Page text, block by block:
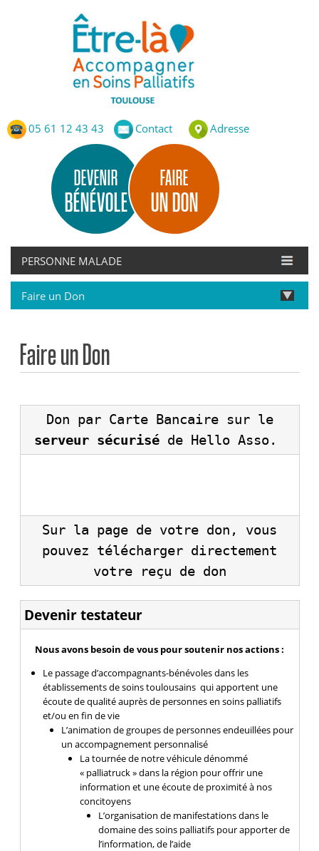
05 61 12 43 43 Contact Adresse
Etre-Là – ASP Toulouse
Accompagnement en Soins Palliatifs de Toulouse
FAIRE
UN DON
DEVENIR
BÉNÉVOLE
Faire un Don
Don par Carte Bancaire sur le
serveur sécurisé de Hello Asso.
Sur la page de votre don, vous
pouvez télécharger directement
votre reçu de don
Devenir testateur
Nous avons besoin de vous pour soutenir nos actions :
Le passage d’accompagnants-bénévoles dans les
établissements de soins toulousains qui apportent une
écoute de qualité auprès de personnes en soins palliatifs
et/ou en fin de vie
L’animation de groupes de personnes endeuillées pour
un accompagnement personnalisé
La tournée de notre véhicule dénommé
« palliatruck » dans la région pour offrir une
information et une écoute de proximité à nos
concitoyens
L’organisation de manifestations dans le
domaine des soins palliatifs pour apporter de
l’information, de l’aide